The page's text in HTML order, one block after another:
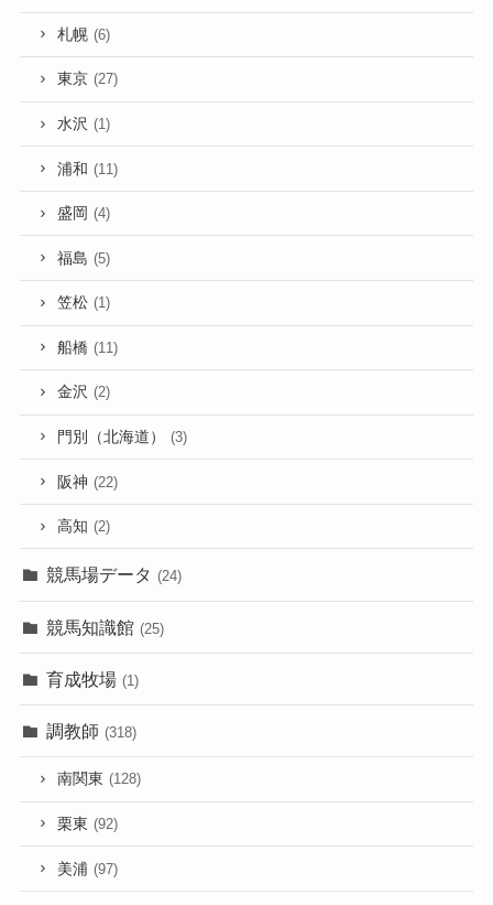
札幌 (6)
東京 (27)
水沢 (1)
浦和 (11)
盛岡 (4)
福島 (5)
笠松 (1)
船橋 (11)
金沢 (2)
門別（北海道） (3)
阪神 (22)
高知 (2)
競馬場データ (24)
競馬知識館 (25)
育成牧場 (1)
調教師 (318)
南関東 (128)
栗東 (92)
美浦 (97)